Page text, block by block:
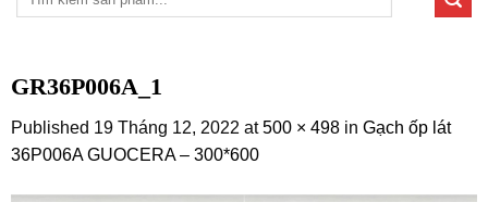
GR36P006A_1
Published 19 Tháng 12, 2022 at500 × 498 in Gạch ốp lát
36P006A GUOCERA – 300*600